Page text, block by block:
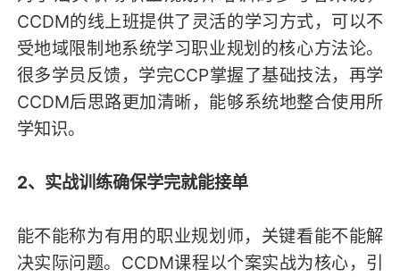
CCDM的线上班提供了灵活的学习方式，可以不
受地域限制地系统学习职业规划的核心方法论。
很多学员反馈，学完CCP掌握了基础技法，再学
CCDM后思路更加清晰，能够系统地整合使用所
学知识。
2、实战训练确保学完就能接单
能不能称为有用的职业规划师，关键看能不能解
决实际问题。CCDM课程以个案实战为核心，引